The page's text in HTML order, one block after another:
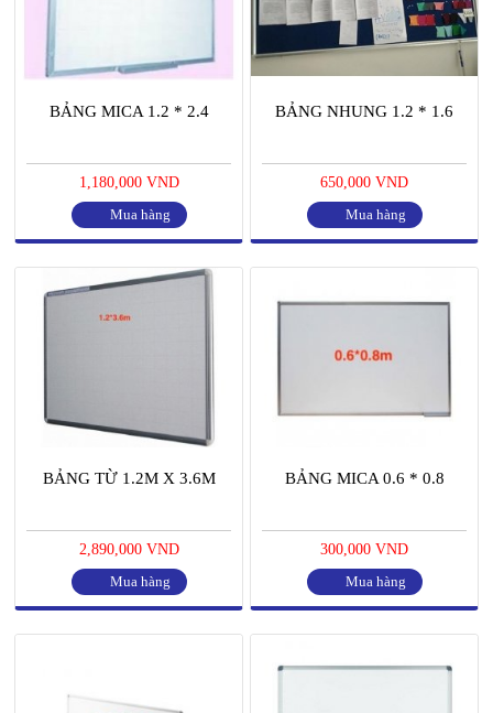
BẢNG MICA 1.2 * 2.4
1,180,000 VND
Mua hàng
BẢNG NHUNG 1.2 * 1.6
650,000 VND
Mua hàng
BẢNG TỪ 1.2M X 3.6M
2,890,000 VND
Mua hàng
BẢNG MICA 0.6 * 0.8
300,000 VND
Mua hàng